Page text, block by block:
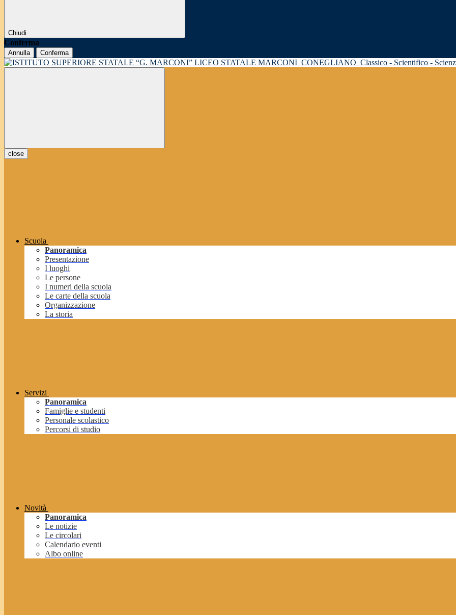
Chiudi
Conferma
Annulla Conferma
LICEO STATALE MARCONI CONEGLIANO Classico - Scientifico -
close
Scuola
Panoramica
Presentazione
I luoghi
Le persone
I numeri della scuola
Le carte della scuola
Organizzazione
La storia
Servizi
Panoramica
Famiglie e studenti
Personale scolastico
Percorsi di studio
Novità
Panoramica
Le notizie
Le circolari
Calendario eventi
Albo online